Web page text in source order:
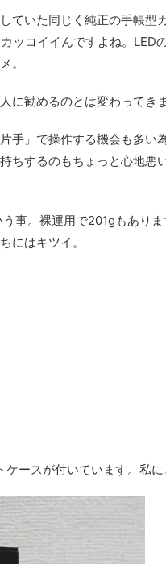
ていた同じく純正の手帳
ッコイイんですよね。
。
に勧めるのとは変わってきま
手」で操作する機会も多
ちするのもちょっと心地
事。裸運用で201gもあり
にはキツイ。
ースが付いています。私に